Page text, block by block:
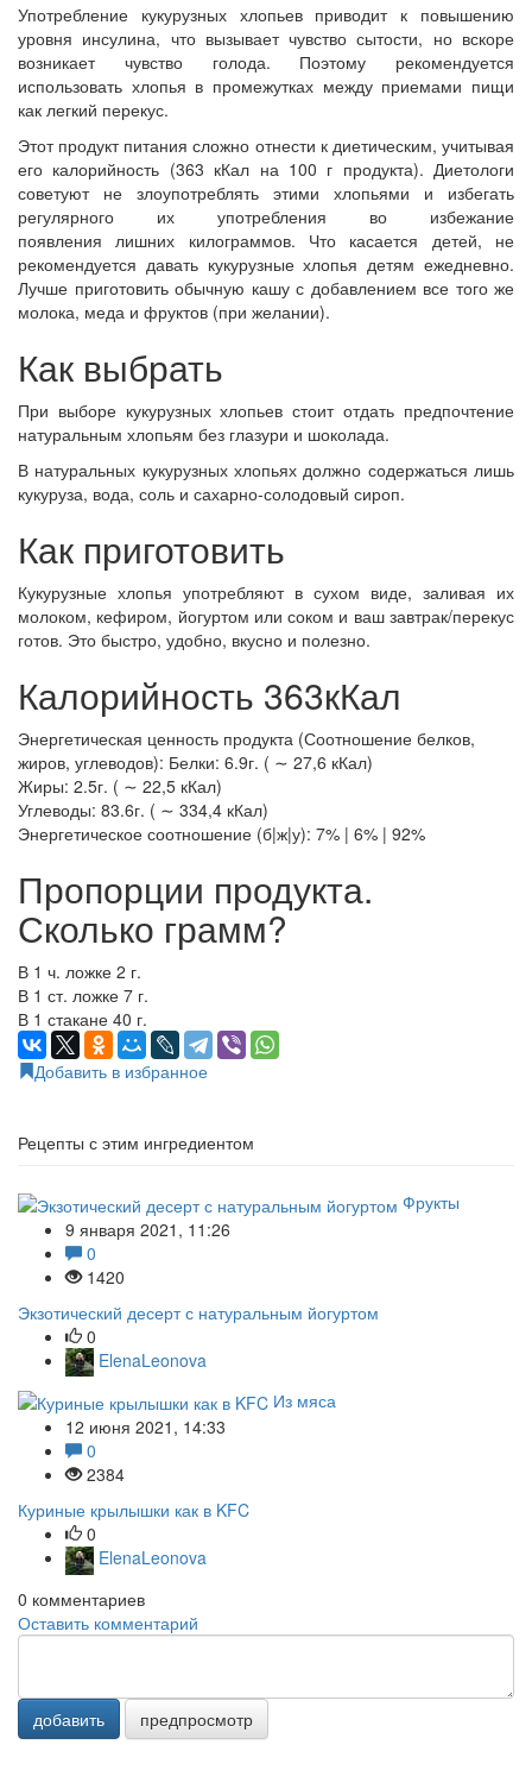
Употребление кукурузных хлопьев приводит к повышению
уровня инсулина, что вызывает чувство сытости, но вскоре
возникает чувство голода. Поэтому рекомендуется
использовать хлопья в промежутках между приемами пищи
как легкий перекус.
Этот продукт питания сложно отнести к диетическим, учитывая
его калорийность (363 кКал на 100 г продукта). Диетологи
советуют не злоупотреблять этими хлопьями и избегать
регулярного их употребления во избежание
появления лишних килограммов. Что касается детей, не
рекомендуется давать кукурузные хлопья детям ежедневно.
Лучше приготовить обычную кашу с добавлением все того же
молока, меда и фруктов (при желании).
Как выбрать
При выборе кукурузных хлопьев стоит отдать предпочтение
натуральным хлопьям без глазури и шоколада.
В натуральных кукурузных хлопьях должно содержаться лишь
кукуруза, вода, соль и сахарно-солодовый сироп.
Как приготовить
Кукурузные хлопья употребляют в сухом виде, заливая их
молоком, кефиром, йогуртом или соком и ваш завтрак/перекус
готов. Это быстро, удобно, вкусно и полезно.
Калорийность 363кКал
Энергетическая ценность продукта (Соотношение белков,
жиров, углеводов): Белки: 6.9г. ( ∼ 27,6 кКал)
Жиры: 2.5г. ( ∼ 22,5 кКал)
Углеводы: 83.6г. ( ∼ 334,4 кКал)
Энергетическое соотношение (б|ж|у): 7% | 6% | 92%
Пропорции продукта.
Сколько грамм?
В 1 ч. ложке 2 г.
В 1 ст. ложке 7 г.
В 1 стакане 40 г.
Добавить в избранное
Рецепты с этим ингредиентом
Фрукты
9 января 2021, 11:26
0
1420
Экзотический десерт с натуральным йогуртом
0
ElenaLeonova
Из мяса
12 июня 2021, 14:33
0
2384
Куриные крылышки как в KFC
0
ElenaLeonova
0 комментариев
Оставить комментарий
добавить предпросмотр